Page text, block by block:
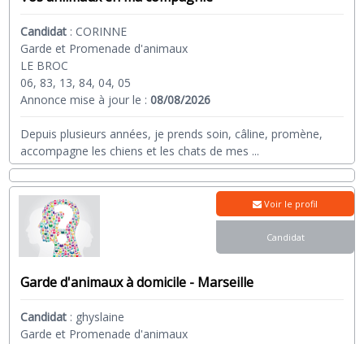
Candidat : CORINNE
Garde et Promenade d'animaux
LE BROC
06, 83, 13, 84, 04, 05
Annonce mise à jour le :08/08/2026
Depuis plusieurs années, je prends soin, câline, promène,
accompagne les chiens et les chats de mes ...
Garde d'animaux à domicile - Marseille
Candidat : ghyslaine
Garde et Promenade d'animaux
Voir le profil
Candidat